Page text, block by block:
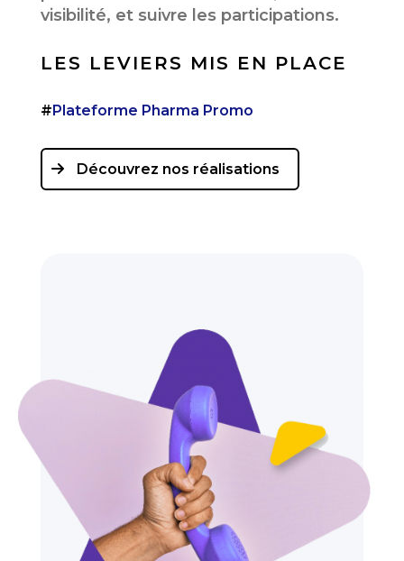
visibilité, et suivre les participations.
LES LEVIERS MIS EN PLACE
#Plateforme Pharma Promo
Découvrez nos réalisations